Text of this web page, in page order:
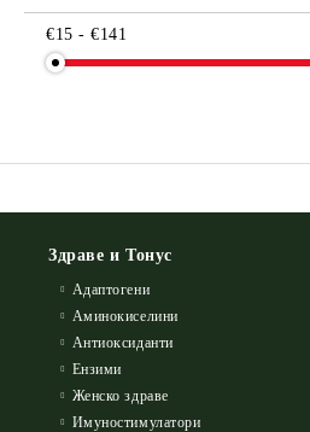
€15 - €141
Здраве и Тонус
Адаптогени
Аминокиселини
Антиоксиданти
Ензими
Женско здраве
Имуностимулатори